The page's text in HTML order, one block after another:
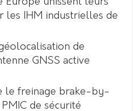
les IHM industrielles de
de
GNSS active
le freinage brake-by-
de sécurité